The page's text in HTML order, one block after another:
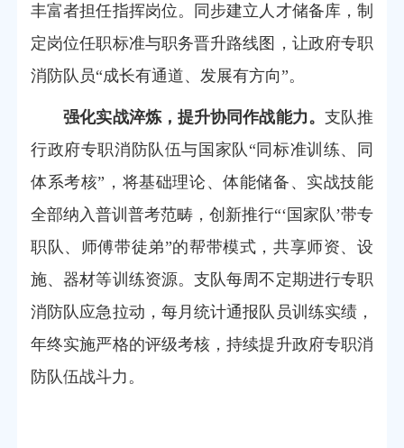
丰富者担任指挥岗位。同步建立人才储备库，制
定岗位任职标准与职务晋升路线图，让政府专职
消防队员“成长有通道、发展有方向”。
强化实战淬炼，提升协同作战能力。 支队推
行政府专职消防队伍与国家队“同标准训练、同
体系考核”，将基础理论、体能储备、实战技能
全部纳入普训普考范畴，创新推行“‘国家队’带专
职队、师傅带徒弟”的帮带模式，共享师资、设
施、器材等训练资源。支队每周不定期进行专职
消防队应急拉动，每月统计通报队员训练实绩，
年终实施严格的评级考核，持续提升政府专职消
防队伍战斗力。